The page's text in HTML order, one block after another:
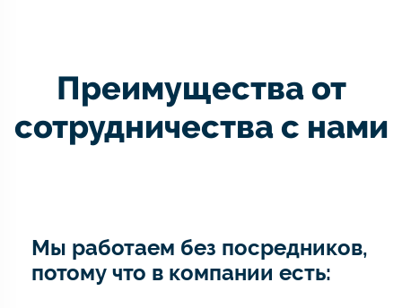
Преимущества от
сотрудничества с нами
Мы работаем без посредников,
потому что в компании есть: